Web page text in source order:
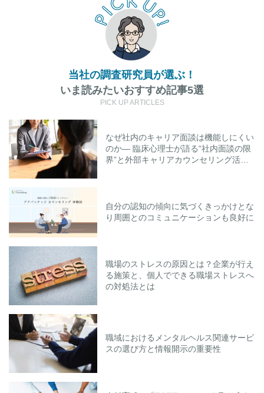
当社の調査研究員が選ぶ！
いま読みたいおすすめ記事5選
PICK UP ARTICLES
なぜ社内のキャリア面談は機能しにくい
のか― 臨床心理士が語る“社内面談の限
界”と外部キャリアカウンセリング活用
自分の認知の傾向に気づくきっかけとな
り周囲とのコミュニケーションも良好に
職場のストレスの原因とは？企業が行え
る施策と、個人でできる職場ストレスへ
の対処法とは
職域におけるメンタルヘルス関連サービ
スの選び方と情報開示の重要性